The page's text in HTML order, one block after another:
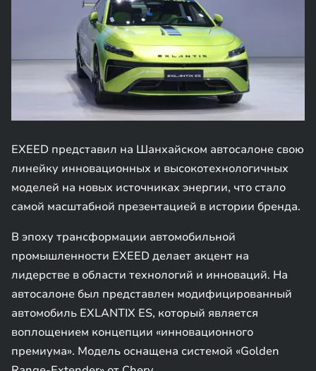
EXEED представил на Шанхайском автосалоне свою
линейку инновационных и высокотехнологичных
моделей на новых источниках энергии, что стало
самой масштабной презентацией в истории бренда.
В эпоху трансформации автомобильной
промышленности EXEED делает акцент на
лидерстве в области технологий и инноваций. На
автосалоне был представлен модифицированный
автомобиль EXLANTIX ES, который является
воплощением концепции «инновационного
премиума». Модель оснащена системой «Golden